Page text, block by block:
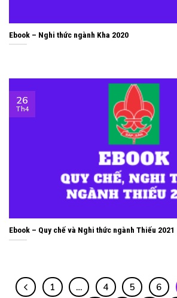
Ebook – Nghi thức ngành Kha 2020
Ebook – Quy chế và Nghi thức ngành Thiếu 2021
26
Th4
1 … 4 5 6